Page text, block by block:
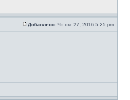
Добавлено: Чт окт 27, 2016 5:25 pm